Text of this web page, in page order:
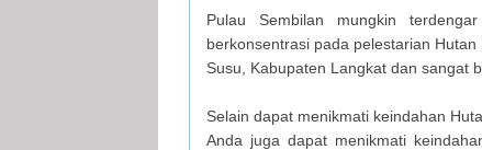
Pulau Sembilan mungkin
berkonsentrasi pada pelestarian
Susu, Kabupaten Langkat dan sangat
Selain dapat menikmati keindahan
Anda juga dapat menikmati